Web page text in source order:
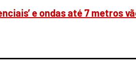
e ondas até 7 metros